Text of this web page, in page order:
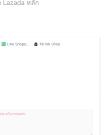
Lazada หลัก